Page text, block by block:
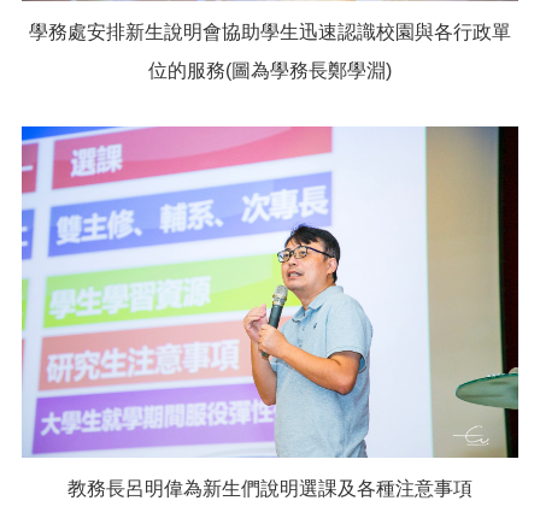
學務處安排新生說明會協助學生迅速認識校園與各行政單
位的服務(圖為學務長鄭學淵)
教務長呂明偉為新生們說明選課及各種注意事項